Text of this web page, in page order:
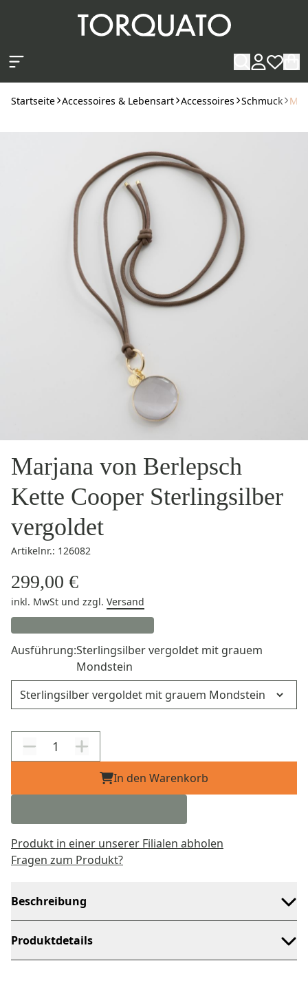
Startseite Accessoires & Lebensart Accessoires Schmuck
Marjana von Berlepsch
Kette Cooper Sterlingsilber
vergoldet
Artikelnr.: 126082
299,00 €
inkl. MwSt und zzgl. Versand
Ausführung:Sterlingsilber vergoldet mit grauem
Mondstein
In den Warenkorb
Produkt in einer unserer Filialen abholen
Fragen zum Produkt?
Beschreibung
Produktdetails